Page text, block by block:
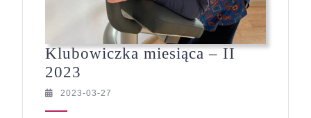
Klubowiczka miesiąca – II
2023
miesiąca
2023-03-27